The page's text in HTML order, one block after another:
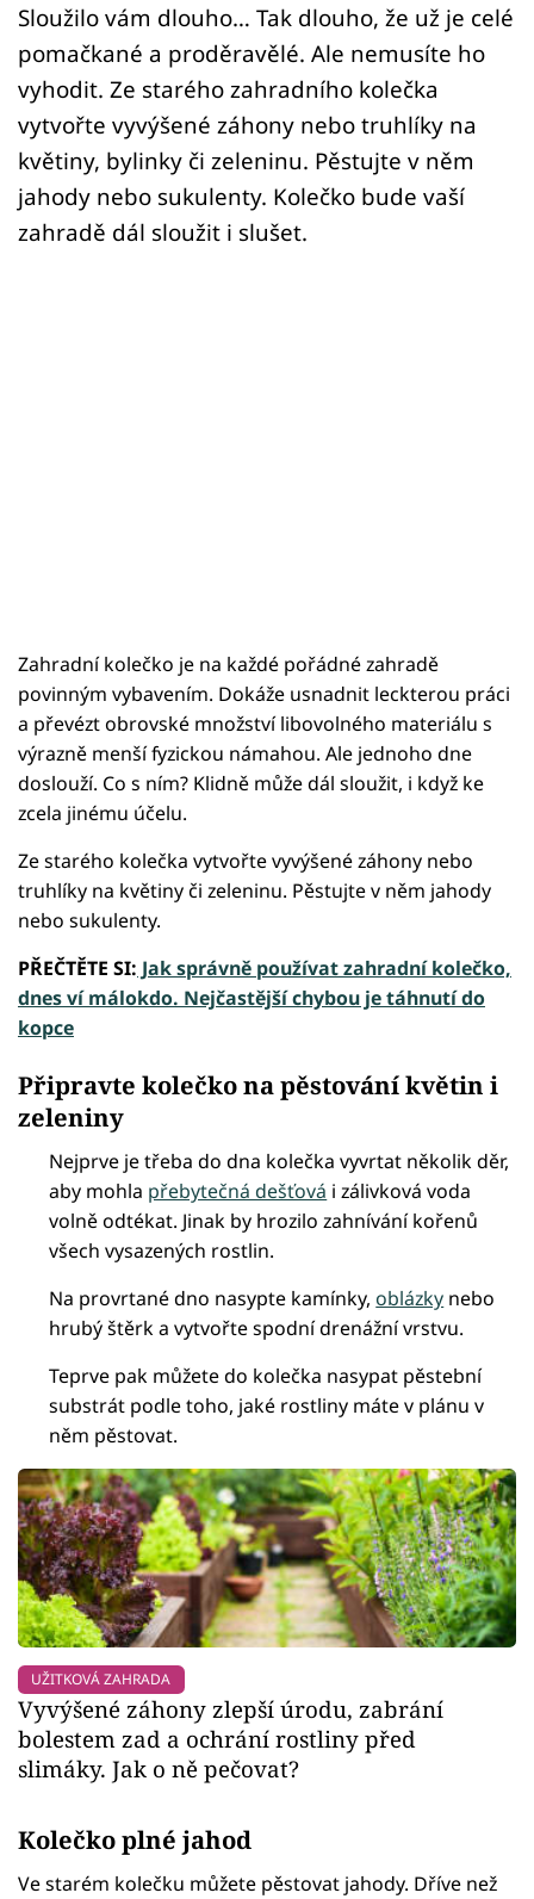
Sloužilo vám dlouho… Tak dlouho, že už je celé
pomačkané a proděravělé. Ale nemusíte ho
vyhodit. Ze starého zahradního kolečka
vytvořte vyvýšené záhony nebo truhlíky na
květiny, bylinky či zeleninu. Pěstujte v něm
jahody nebo sukulenty. Kolečko bude vaší
zahradě dál sloužit i slušet.
Zahradní kolečko je na každé pořádné zahradě
povinným vybavením. Dokáže usnadnit leckterou práci
a převézt obrovské množství libovolného materiálu s
výrazně menší fyzickou námahou. Ale jednoho dne
doslouží. Co s ním? Klidně může dál sloužit, i když ke
zcela jinému účelu.
Ze starého kolečka vytvořte vyvýšené záhony nebo
truhlíky na květiny či zeleninu. Pěstujte v něm jahody
nebo sukulenty.
PŘEČTĚTE SI: Jak správně používat zahradní kolečko,
dnes ví málokdo. Nejčastější chybou je táhnutí do
kopce
Připravte kolečko na pěstování květin i
zeleniny
Nejprve je třeba do dna kolečka vyvrtat několik děr,
aby mohla přebytečná dešťová i zálivková voda
volně odtékat. Jinak by hrozilo zahnívání kořenů
všech vysazených rostlin.
Na provrtané dno nasypte kamínky,oblázky nebo
hrubý štěrk a vytvořte spodní drenážní vrstvu.
Teprve pak můžete do kolečka nasypat pěstební
substrát podle toho, jaké rostliny máte v plánu v
něm pěstovat.
UŽITKOVÁ ZAHRADA
Vyvýšené záhony zlepší úrodu, zabrání
bolestem zad a ochrání rostliny před
slimáky. Jak o ně pečovat?
Kolečko plné jahod
Ve starém kolečku můžete pěstovat jahody. Dříve než